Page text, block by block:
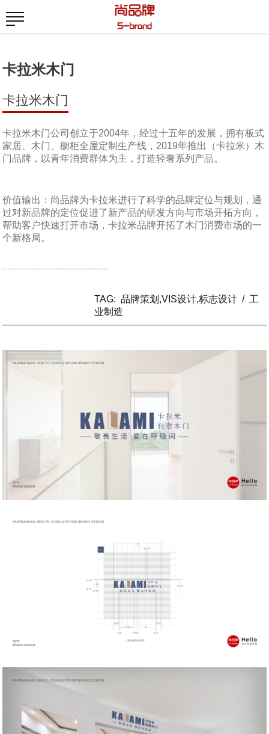
卡拉米木门
卡拉米木门
卡拉米木门公司创立于2004年，经过十五年的发展，拥有板式
家居、木门、橱柜全屋定制生产线，2019年推出（卡拉米）木
门品牌，以青年消费群体为主，打造轻奢系列产品。
价值输出：尚品牌为卡拉米进行了科学的品牌定位与规划，通
过对新品牌的定位促进了新产品的研发方向与市场开拓方向，
帮助客户快速打开市场，卡拉米品牌开拓了木门消费市场的一
个新格局。
TAG: 品牌策划,VIS设计,标志设计 / 工
业制造